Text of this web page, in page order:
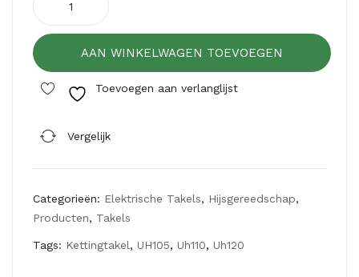
e
Elektrische
kettingtakel
UMEGA
UH100
serie
AAN WINKELWAGEN TOEVOEGEN
Toevoegen aan verlanglijst
Vergelijk
Categorieën: Elektrische Takels, Hijsgereedschap,
Producten, Takels
Tags: Kettingtakel, UH105, Uh110, Uh120